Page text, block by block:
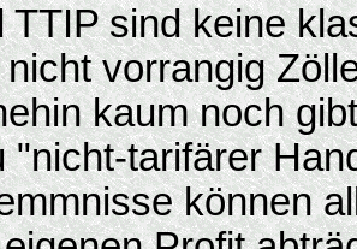
TTIP sind keine
vorrangig
kaum noch
"nicht-tarifärer
können